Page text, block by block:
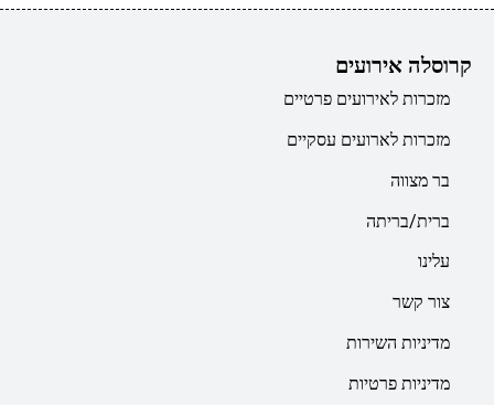
קרוסלה אירועים
מזכרות לאירועים פרטיים
מזכרות לארועים עסקיים
בר מצווה
ברית/בריתה
עלינו
צור קשר
מדיניות השירות
מדיניות פרטיות